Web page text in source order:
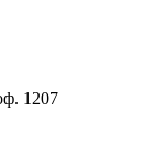
1207